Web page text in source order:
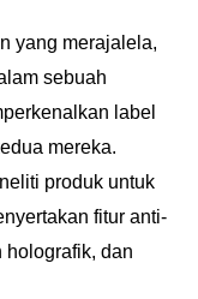
yang merajalela,
sebuah
label
mereka.
produk untuk
fitur anti-
holografik, dan